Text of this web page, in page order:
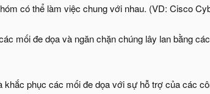
có thể làm việc chung với nhau. (VD: Cisco
mối đe dọa và ngăn chặn chúng lây lan bằng
khắc phục các mối đe dọa với sự hỗ trợ của các